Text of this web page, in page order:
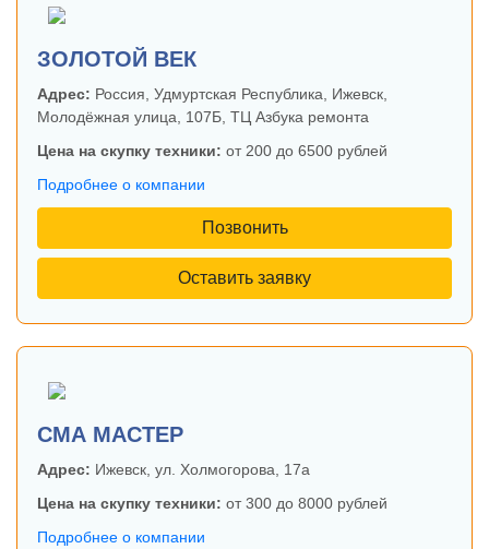
ЗОЛОТОЙ ВЕК
Адрес: Россия, Удмуртская Республика, Ижевск,
Молодёжная улица, 107Б, ТЦ Азбука ремонта
Цена на скупку техники: от 200 до 6500 рублей
Подробнее о компании
Позвонить
Оставить заявку
СМА МАСТЕР
Адрес: Ижевск, ул. Холмогорова, 17а
Цена на скупку техники: от 300 до 8000 рублей
Подробнее о компании